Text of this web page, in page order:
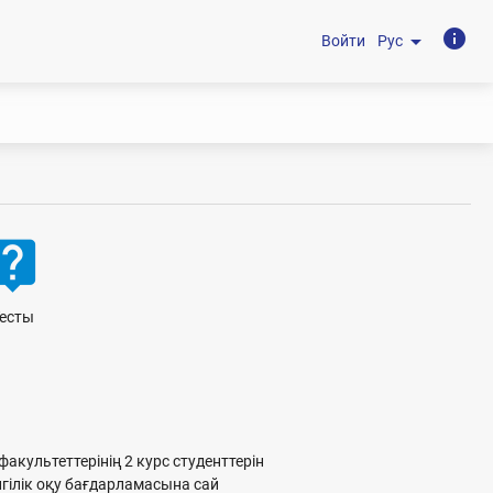
Войти Рус arrow_drop_down info
2 курс студенттерін
оқу бағдарламасына сай